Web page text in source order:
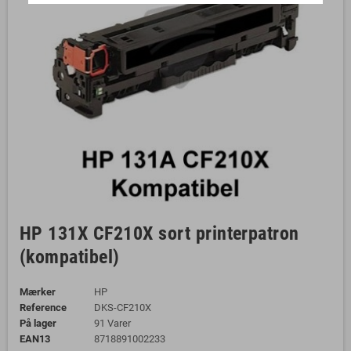
HP 131X CF210X sort printerpatron
(kompatibel)
Mærker
HP
Reference
DKS-CF210X
På lager
91 Varer
EAN13
8718891002233